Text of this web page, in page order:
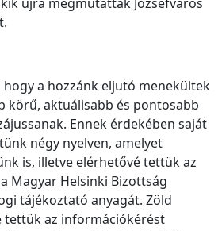
a hozzánk eljutó menekültek
körű, aktuálisabb és pontosabb
Ennek érdekében saját
négy nyelven, amelyet
is, illetve elérhetővé tettük az
Magyar Helsinki Bizottság
tájékoztató anyagát. Zöld
tettük az információkérést